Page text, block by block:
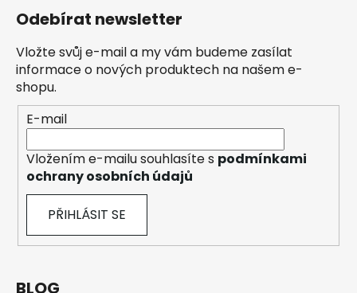
Odebírat newsletter
Vložte svůj e-mail a my vám budeme zasílat
informace o nových produktech na našem e-
shopu.
E-mail
Vložením e-mailu souhlasíte s podmínkami
ochrany osobních údajů
PŘIHLÁSIT SE
BLOG